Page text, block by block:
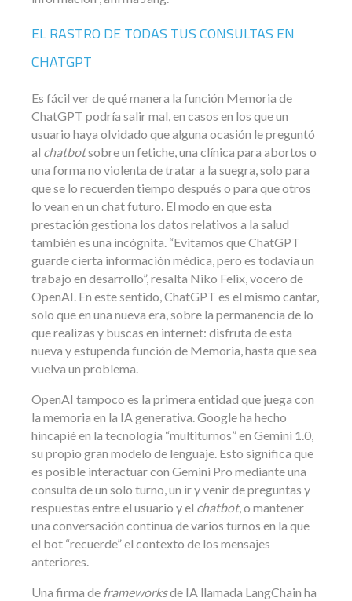
EL RASTRO DE TODAS TUS CONSULTAS EN
CHATGPT
Es fácil ver de qué manera la función Memoria de
ChatGPT podría salir mal, en casos en los que un
usuario haya olvidado que alguna ocasión le preguntó
al chatbotsobre un fetiche, una clínica para abortos o
una forma no violenta de tratar a la suegra, solo para
que se lo recuerden tiempo después o para que otros
lo vean en un chat futuro. El modo en que esta
prestación gestiona los datos relativos a la salud
también es una incógnita. “Evitamos que ChatGPT
guarde cierta información médica, pero es todavía un
trabajo en desarrollo”, resalta Niko Felix, vocero de
OpenAI. En este sentido, ChatGPT es el mismo cantar,
solo que en una nueva era, sobre la permanencia de lo
que realizas y buscas en internet: disfruta de esta
nueva y estupenda función de Memoria, hasta que sea
vuelva un problema.
OpenAI tampoco es la primera entidad que juega con
la memoria en la IA generativa. Google ha hecho
hincapié en la tecnología “multiturnos” en Gemini 1.0,
su propio gran modelo de lenguaje. Esto significa que
es posible interactuar con Gemini Pro mediante una
consulta de un solo turno, un ir y venir de preguntas y
respuestas entre el usuario y el chatbot, o mantener
una conversación continua de varios turnos en la que
el bot “recuerde” el contexto de los mensajes
anteriores.
Una firma de frameworksde IA llamada LangChain ha